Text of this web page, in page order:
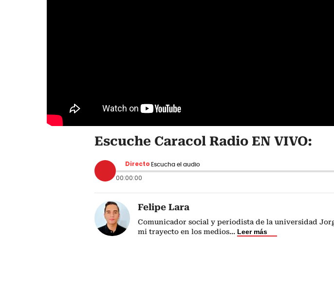
Escuche Caracol Radio EN VIVO:
Directo Escucha el audio
00:00:00
Felipe Lara
Comunicador social y periodista de la universidad
mi trayecto en los medios... Leer más